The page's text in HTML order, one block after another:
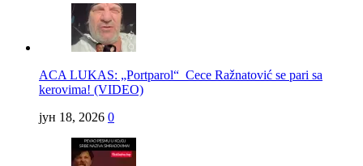
ACA LUKAS: „Portparol“ Cece Ražnatović se pari sa
kerovima! (VIDEO)
јун 18, 2026 0